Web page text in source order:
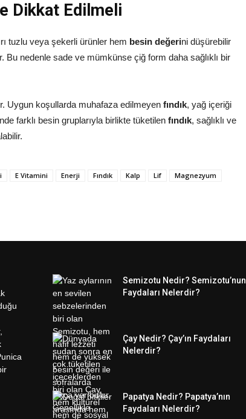
Dikkat Edilmeli
tuzlu veya şekerli ürünler hem besin değerini düşürebilir
Bu nedenle sade ve mümkünse çiğ form daha sağlıklı bir
Uygun koşullarda muhafaza edilmeyen fındık, yağ içeriği
farklı besin gruplarıyla birlikte tüketilen fındık, sağlıklı ve
E Vitamini Enerji Fındık Kalp Lif
Magnezyum
Semizotu Nedir? Semizotu’nun
Faydaları Nelerdir?
Çay Nedir? Çay’ın Faydaları
Nelerdir?
Papatya Nedir? Papatya’nın
Faydaları Nelerdir?